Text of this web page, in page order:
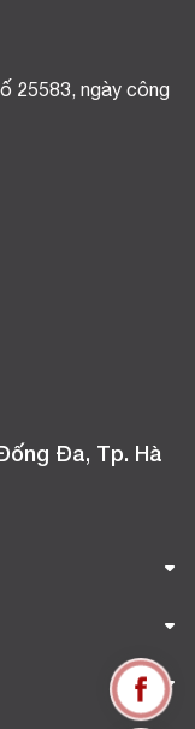
25583, ngày công
Đa, Tp. Hà